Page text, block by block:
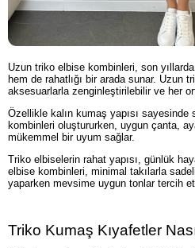
Uzun triko elbise kombinleri, son
hem de rahatlığı bir arada sunar.
aksesuarlarla zenginleştirilebilir ve her
Özellikle kalın kumaş yapısı
kombinleri oluştururken, uygun çanta,
mükemmel bir uyum sağlar.
Triko elbiselerin rahat yapısı, günlük
elbise kombinleri, minimal takılarla
yaparken mevsime uygun tonlar tercih
Triko Kumaş Kıyafetler